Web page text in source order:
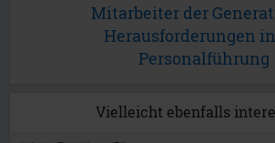
Mitarbeiter der
Herausforderungen
Personalführung
Vielleicht ebenfalls